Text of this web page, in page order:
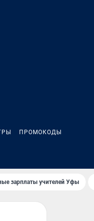
ПРОМОКОДЫ
зарплаты учителей Уфы